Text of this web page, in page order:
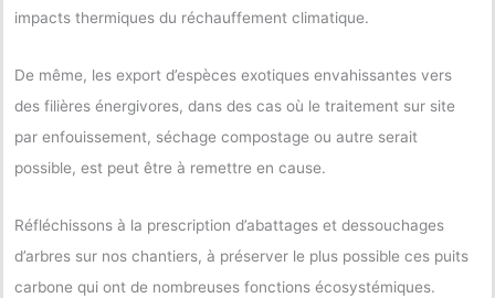
impacts thermiques du réchauffement climatique.
De même, les export d’espèces exotiques envahissantes vers
des filières énergivores, dans des cas où le traitement sur site
par enfouissement, séchage compostage ou autre serait
possible, est peut être à remettre en cause.
Réfléchissons à la prescription d’abattages et dessouchages
d’arbres sur nos chantiers, à préserver le plus possible ces puits
carbone qui ont de nombreuses fonctions écosystémiques.